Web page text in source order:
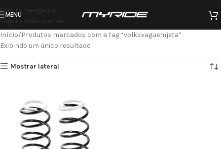
Skip to navigation
Skip to main content
MENU
Início Produtos marcados com a tag “volksvaguemjeta”
Exibindo um único resultado
Mostrar lateral